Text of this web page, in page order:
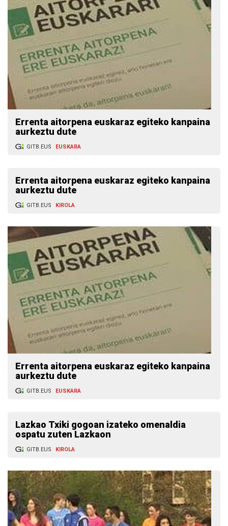
Errenta aitorpena euskaraz egiteko kanpaina
aurkeztu dute
GITB.EUS EUSKARA
Errenta aitorpena euskaraz egiteko kanpaina
aurkeztu dute
GITB.EUS KIROLA
Errenta aitorpena euskaraz egiteko kanpaina
aurkeztu dute
GITB.EUS EUSKARA
Lazkao Txiki gogoan izateko omenaldia
ospatu zuten Lazkaon
GITB.EUS KIROLA